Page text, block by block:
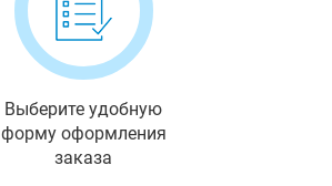
Выберите удобную
форму оформления
заказа